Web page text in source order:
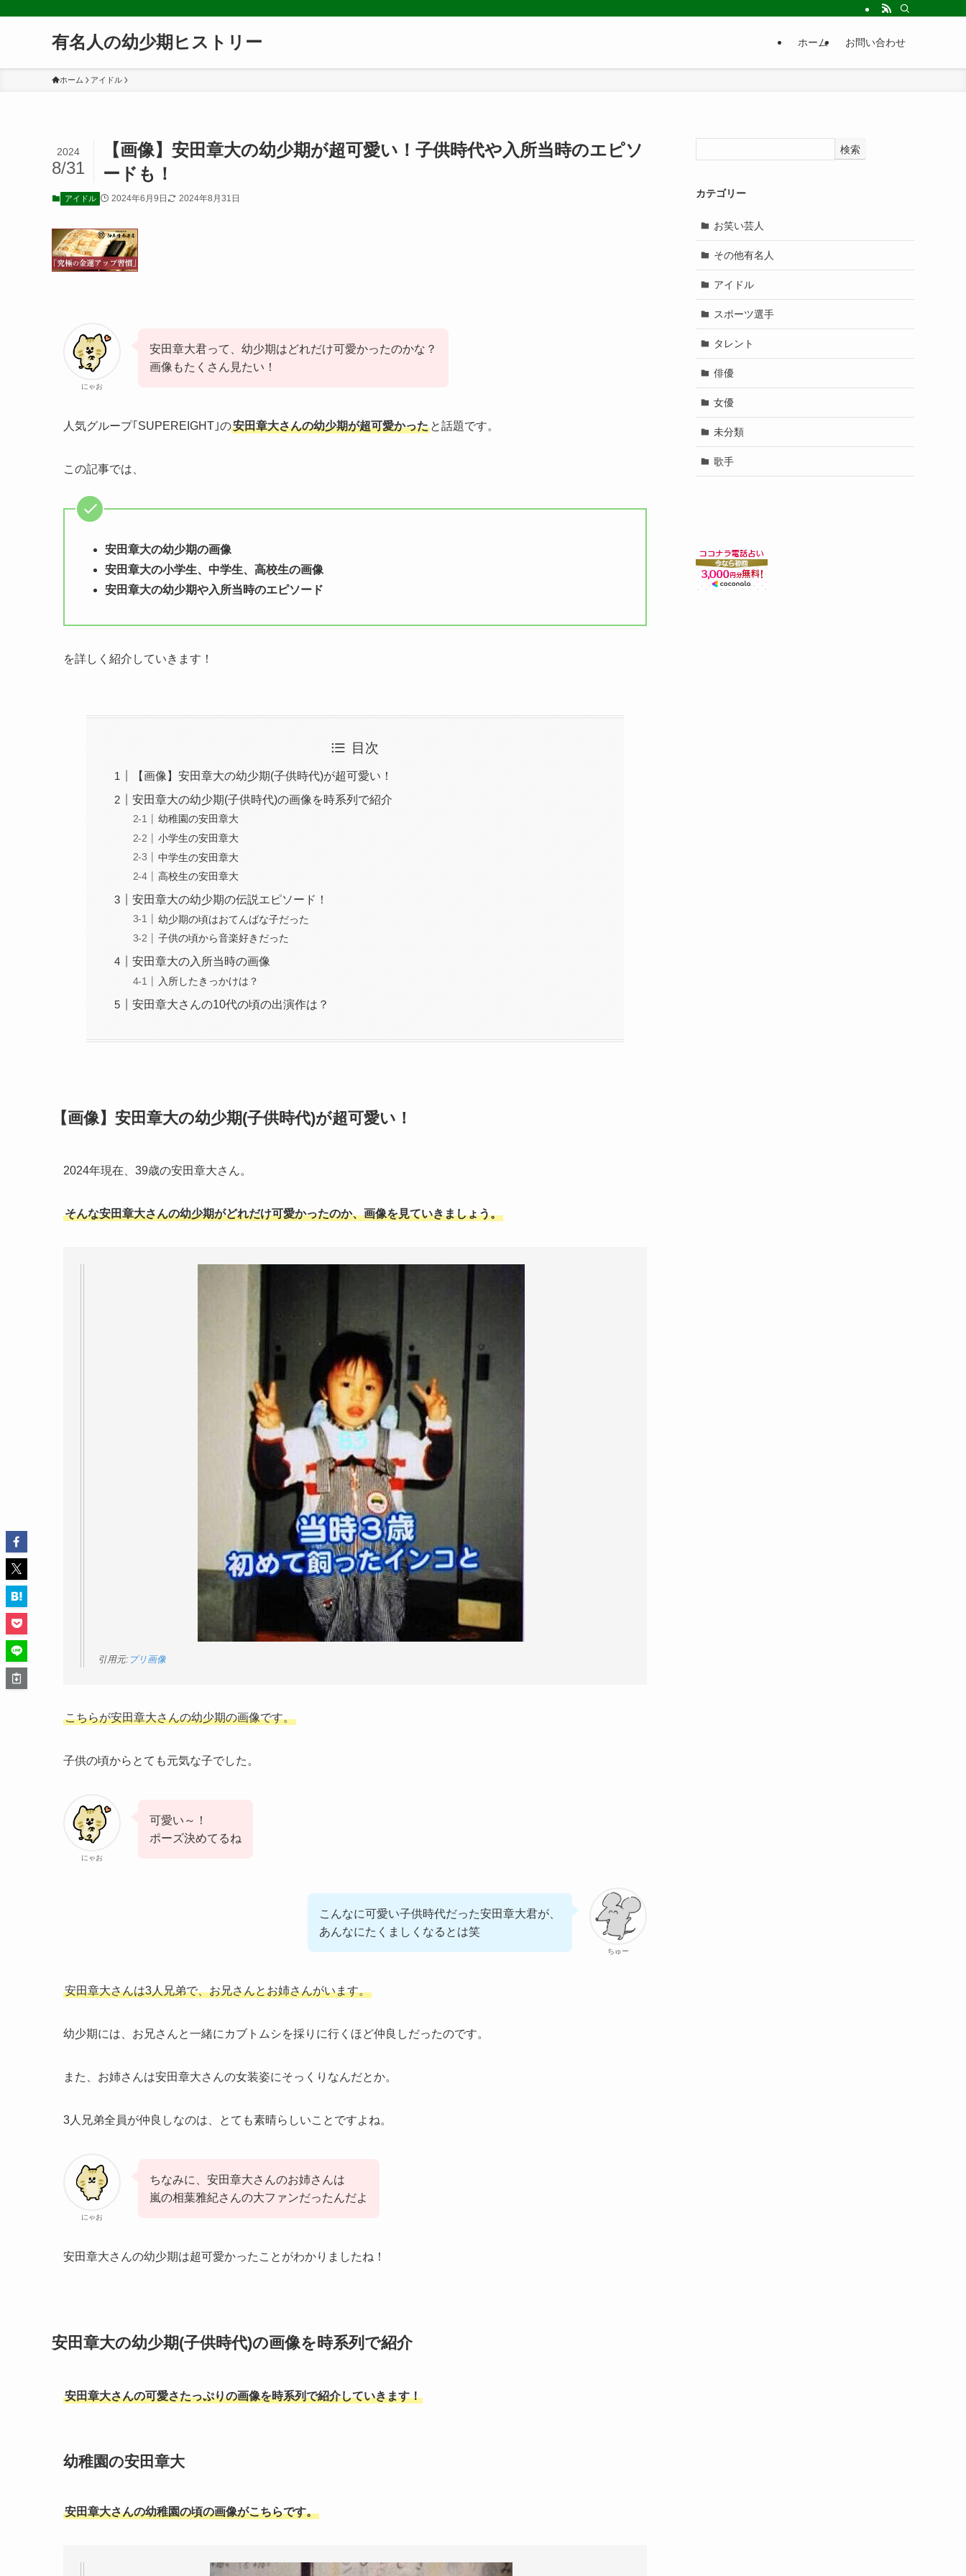
有名人の幼少期ヒストリー ホーム お問い合わせ
ホーム アイドル
【画像】安田章大の幼少期が超可愛い！子供時代や入所当時のエピソ
ードも！
2024
8/31
アイドル 2024年6月9日 2024年8月31日
にゃお
安田章大君って、幼少期はどれだけ可愛かったのかな？
画像もたくさん見たい！
人気グループ｢SUPEREIGHT｣の安田章大さんの幼少期が超可愛かった と話題です。
この記事では、
安田章大の幼少期の画像
安田章大の小学生、中学生、高校生の画像
安田章大の幼少期や入所当時のエピソード
を詳しく紹介していきます！
目次
【画像】安田章大の幼少期(子供時代)が超可愛い！
安田章大の幼少期(子供時代)の画像を時系列で紹介
幼稚園の安田章大
小学生の安田章大
中学生の安田章大
高校生の安田章大
安田章大の幼少期の伝説エピソード！
幼少期の頃はおてんばな子だった
子供の頃から音楽好きだった
安田章大の入所当時の画像
入所したきっかけは？
安田章大さんの10代の頃の出演作は？
【画像】安田章大の幼少期(子供時代)が超可愛い！
2024年現在、39歳の安田章大さん。
そんな安田章大さんの幼少期がどれだけ可愛かったのか、画像を見ていきましょう。
引用元: プリ画像
こちらが安田章大さんの幼少期の画像です。
子供の頃からとても元気な子でした。
にゃお
可愛い～！
ポーズ決めてるね
ちゅー
こんなに可愛い子供時代だった安田章大君が、
あんなにたくましくなるとは笑
安田章大さんは3人兄弟で、お兄さんとお姉さんがいます。
幼少期には、お兄さんと一緒にカブトムシを採りに行くほど仲良しだったのです。
また、お姉さんは安田章大さんの女装姿にそっくりなんだとか。
3人兄弟全員が仲良しなのは、とても素晴らしいことですよね。
にゃお
ちなみに、安田章大さんのお姉さんは
嵐の相葉雅紀さんの大ファンだったんだよ
安田章大さんの幼少期は超可愛かったことがわかりましたね！
安田章大の幼少期(子供時代)の画像を時系列で紹介
安田章大さんの可愛さたっぷりの画像を時系列で紹介していきます！
幼稚園の安田章大
安田章大さんの幼稚園の頃の画像がこちらです。
検索
カテゴリー
お笑い芸人
その他有名人
アイドル
スポーツ選手
タレント
俳優
女優
未分類
歌手